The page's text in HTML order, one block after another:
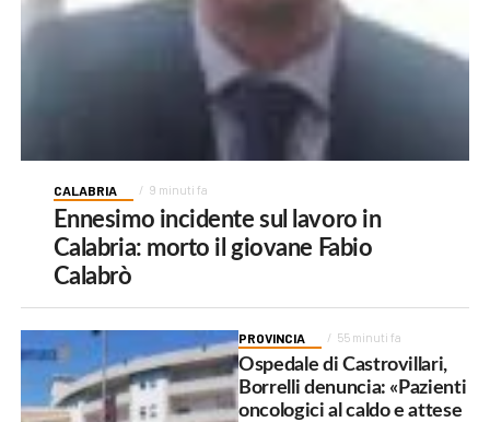
CALABRIA 9 minuti fa
Ennesimo incidente sul lavoro in
Calabria: morto il giovane Fabio
Calabrò
PROVINCIA 55 minuti fa
Ospedale di Castrovillari,
Borrelli denuncia: «Pazienti
oncologici al caldo e attese